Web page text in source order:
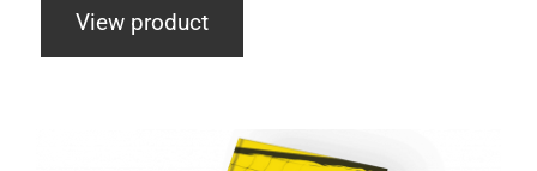
View product